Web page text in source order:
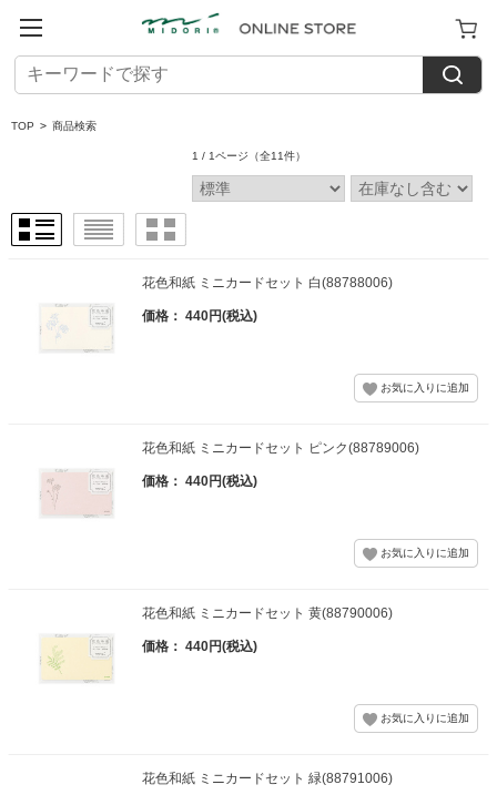
TOP > 商品検索
1 / 1ページ （全11件）
花色和紙 ミニカードセット 白(88788006)
価格： 440円(税込)
花色和紙 ミニカードセット ピンク(88789006)
価格： 440円(税込)
花色和紙 ミニカードセット 黄(88790006)
価格： 440円(税込)
花色和紙 ミニカードセット 緑(88791006)